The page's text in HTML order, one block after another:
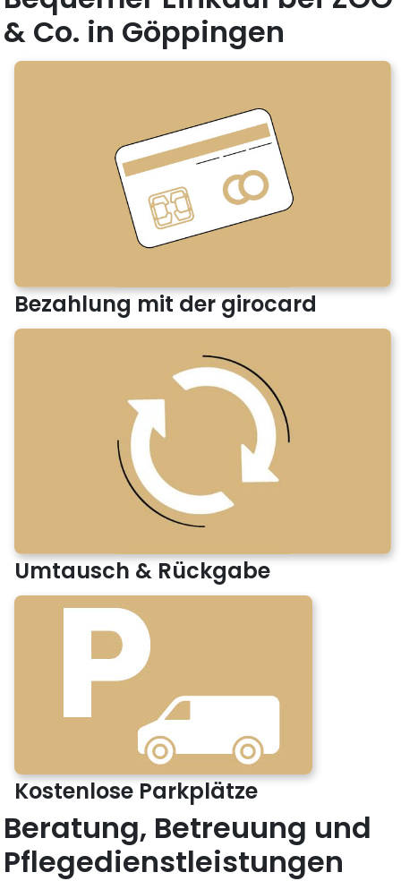
& Co. in Göppingen
Bezahlung mit der girocard
Umtausch & Rückgabe
Kostenlose Parkplätze
Beratung, Betreuung und
Pflegedienstleistungen